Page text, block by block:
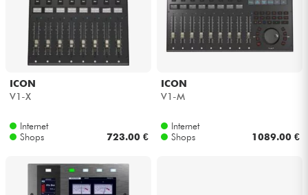
ICON
V1-X
Internet
Shops
723.00 €
ICON
V1-M
Internet
Shops
1089.00 €